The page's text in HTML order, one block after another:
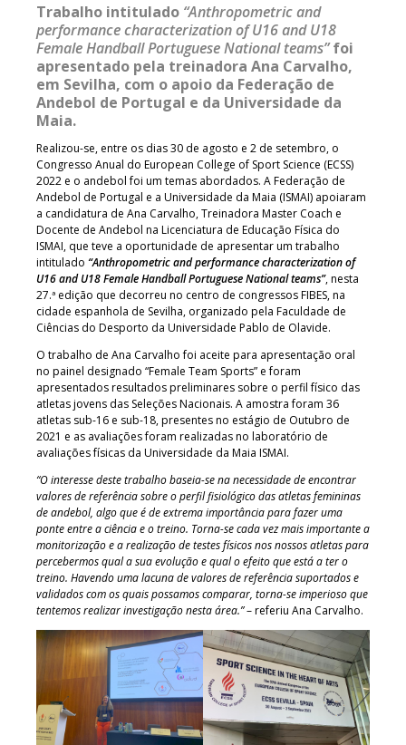
Trabalho intitulado “Anthropometric and
performance characterization of U16 and U18
Female Handball Portuguese National teams”foi
apresentado pela treinadora Ana Carvalho,
em Sevilha, com o apoio da Federação de
Andebol de Portugal e da Universidade da
Maia.
Realizou-se, entre os dias 30 de agosto e 2 de setembro, o
Congresso Anual do European College of Sport Science (ECSS)
2022 e o andebol foi um temas abordados. A Federação de
Andebol de Portugal e a Universidade da Maia (ISMAI) apoiaram
a candidatura de Ana Carvalho, Treinadora Master Coach e
Docente de Andebol na Licenciatura de Educação Física do
ISMAI, que teve a oportunidade de apresentar um trabalho
intitulado “Anthropometric and performance characterization of
U16 and U18 Female Handball Portuguese National teams”, nesta
27.ª edição que decorreu no centro de congressos FIBES, na
cidade espanhola de Sevilha, organizado pela Faculdade de
Ciências do Desporto da Universidade Pablo de Olavide.
O trabalho de Ana Carvalho foi aceite para apresentação oral
no painel designado “Female Team Sports” e foram
apresentados resultados preliminares sobre o perfil físico das
atletas jovens das Seleções Nacionais. A amostra foram 36
atletas sub-16 e sub-18, presentes no estágio de Outubro de
2021 e as avaliações foram realizadas no laboratório de
avaliações físicas da Universidade da Maia ISMAI.
“O interesse deste trabalho baseia-se na necessidade de encontrar
valores de referência sobre o perfil fisiológico das atletas femininas
de andebol, algo que é de extrema importância para fazer uma
ponte entre a ciência e o treino. Torna-se cada vez mais importante a
monitorização e a realização de testes físicos nos nossos atletas para
percebermos qual a sua evolução e qual o efeito que está a ter o
treino. Havendo uma lacuna de valores de referência suportados e
validados com os quais possamos comparar, torna-se imperioso que
tentemos realizar investigação nesta área.”– referiu Ana Carvalho.